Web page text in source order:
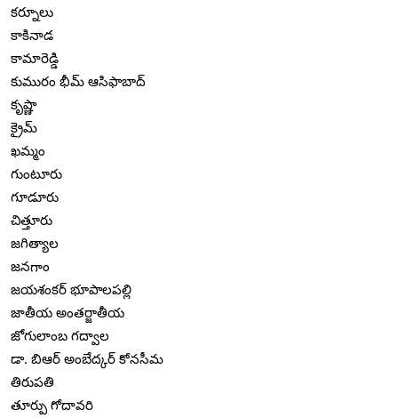
కర్నూలు
కాకినాడ
కామారెడ్డి
కుమురం భీమ్ ఆసిఫాబాద్
కృష్ణా
క్రైమ్
ఖమ్మం
గుంటూరు
గూడూరు
చిత్తూరు
జగిత్యాల
జనగాం
జయశంకర్ భూపాలపల్లి
జాతీయ అంతర్జాతీయ
జోగులాంబ గద్వాల
డా. బిఆర్ అంబేద్కర్ కోనసీమ
తిరుపతి
తూర్పు గోదావరి